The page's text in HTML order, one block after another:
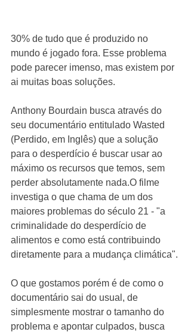
30% de tudo que é produzido no
mundo é jogado fora. Esse problema
pode parecer imenso, mas existem por
ai muitas boas soluções.
Anthony Bourdain busca através do
seu documentário entitulado Wasted
(Perdido, em Inglês) que a solução
para o desperdício é buscar usar ao
máximo os recursos que temos, sem
perder absolutamente nada.O filme
investiga o que chama de um dos
maiores problemas do século 21 - "a
criminalidade do desperdício de
alimentos e como está contribuindo
diretamente para a mudança climática".
O que gostamos porém é de como o
documentário sai do usual, de
simplesmente mostrar o tamanho do
problema e apontar culpados, busca